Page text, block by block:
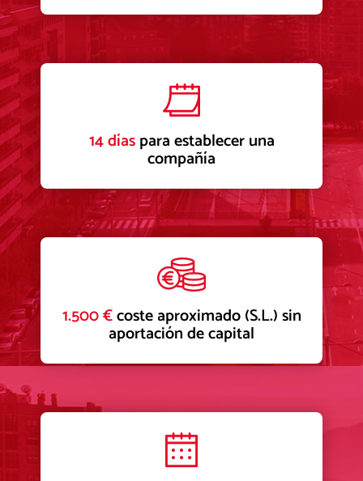
14 díaspara establecer una
compañía
1.500 €coste aproximado (S.L.) sin
aportación de capital